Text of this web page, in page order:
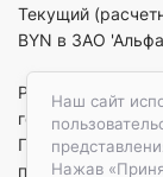
Наш сайт
Нажав
Текущий
BYN в ЗАО
Регистрация в
горисполком
По вопросам